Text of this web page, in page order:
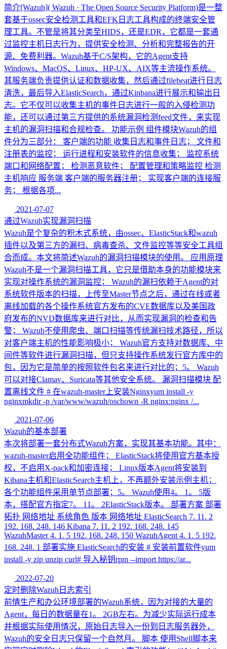
简介[Wazuh]( Wazuh · The Open Source Security Platform)是一整
套基于ossec安全检测工具和EFK日志工具构成的终端安全管
理工具。不管是将其分类至HIDS，还是EDR，它都是一套通
过监控主机日志行为，提供安全检测、分析和完整报告的开
源、免费利器。Wazuh基于C/S架构，它的Agent支持
Windows、MacOS、Linux、HP-UX、AIX等主流操作系统。
其服务端负责提供认证和数据收集，然后通过filebeat进行日志
清洗，最后导入ElasticSearch，通过Kinbana进行展示和输出日
志。它不仅可以收集主机的事件日志进行一般的入侵检测功
能，还可以通过第三方提供的系统漏洞检测feed文件，来实现
主机的漏洞扫描和合规检查。 功能示例 组件模块Wazuh的组
件分为三部分： 客户端的功能 收集日志和事件日志； 文件和
注册表的监控； 运行进程和安装软件的信息收集； 监控系统
端口和网络配置； 检测恶意软件； 配置管理和策略监控 检测
主机响应 服务端 客户端的服务器注册； 实现客户端的连接服
务； 根据各项...
2021-07-07
通过Wazuh实现漏洞扫描
Wazuh是个复杂的积木式系统，由ossec、ElasticStack和wazuh
插件以及第三方的漏扫、病毒查杀、文件监控等等安全工具组
合而成。本文将简述Wazuh的漏洞扫描模块的使用。 应用原理
Wazuh不是一个漏洞扫描工具，它只是借助本身的功能模块来
实现对操作系统的漏洞监控； Wazuh的漏扫依赖于Agent的对
系统软件版本的扫描，上传至Master节点之后，通过在线或者
离线加载的各个操作系统官方发布的CVE数据库以及美国政
府发布的NVD数据库来进行对比，从而实现漏洞的检查和告
警； Wazuh不使用爬虫、端口扫描等传统漏扫技术路径，所以
对客户端主机的性能影响极小； Wazuh官方支持对数据库、中
间件等软件进行漏洞扫描，但只支持操作系统发行官方库中的
包，因为它是简单的按照软件包名来进行对比的；5。 Wazuh
可以对接Clamav、Suricata等其他安全系统。 漏洞扫描模块 配
置离线文件 # 在wazuh-master上安装Nginxyum install -y
nginxmkdir -p /var/www/wazuh/oschown -R nginx:nginx /...
2021-07-06
Wazuh的基本部署
本次将部署一套分布式Wazuh方案，实现其基本功能。其中：
wazuh-master启用全功能组件； ElasticStack将使用官方基本授
权，不启用X-pack和加密连接； Linux版本Agent将安装到
Kibana主机和ElasticSearch主机上，不再额外安装示例主机；
各个功能组件采用单节点部署；5。 Wazuh使用4。 1。 5版
本，搭配官方指定7。 11。 2ElasticStack版本。 部署方案 部署
拓扑 网络地址 系统角色 版本 网络地址 ElasticSearch 7. 11. 2
192. 168. 248. 146 Kibana 7. 11. 2 192. 168. 248. 145
WazuhMaster 4. 1. 5 192. 168. 248. 150 WazuhAgent 4. 1. 5 192.
168. 248. 1 部署实施 ElasticSearch的安装 # 安装前置软件yum
install -y zip unzip curl# 导入秘钥rpm --import https://ar...
2022-07-20
定时删除Wazuh日志索引
前情生产和办公环境部署的Wazuh系统，因为对接的大量的
Agent，每日的数据量在1。 2GB左右。为减少实际运行成本
并根据实际使用情况，原始日志导入一份到日志服务器外，
Wazuh的安全日志只保留一个自然月。 脚本 使用Shell脚本来